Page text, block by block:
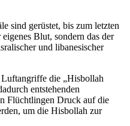
sind gerüstet, bis zum letzten
Blut, sondern das der
und libanesischer
die „Hisbollah
entstehenden
Flüchtlingen Druck auf die
um die Hisbollah zur